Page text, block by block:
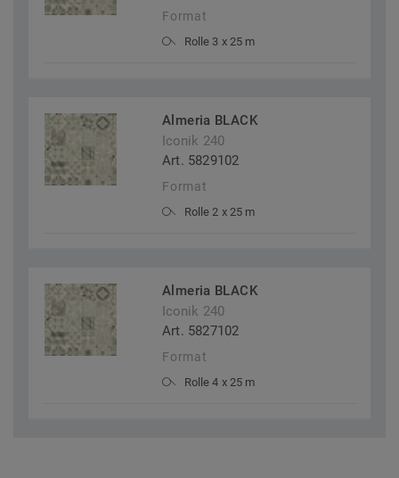
Format
Rolle 3 x 25 m
Almeria BLACK
Iconik 240
Art. 5829102
Format
Rolle 2 x 25 m
Almeria BLACK
Iconik 240
Art. 5827102
Format
Rolle 4 x 25 m